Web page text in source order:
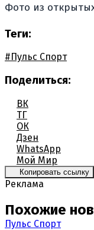
Фото из
Теги:
#Пульс Спорт
Поделиться:
ВК
ТГ
ОК
Дзен
WhatsApp
Мой Мир
Копировать ссылку
Реклама
Похожие
Пульс Спорт